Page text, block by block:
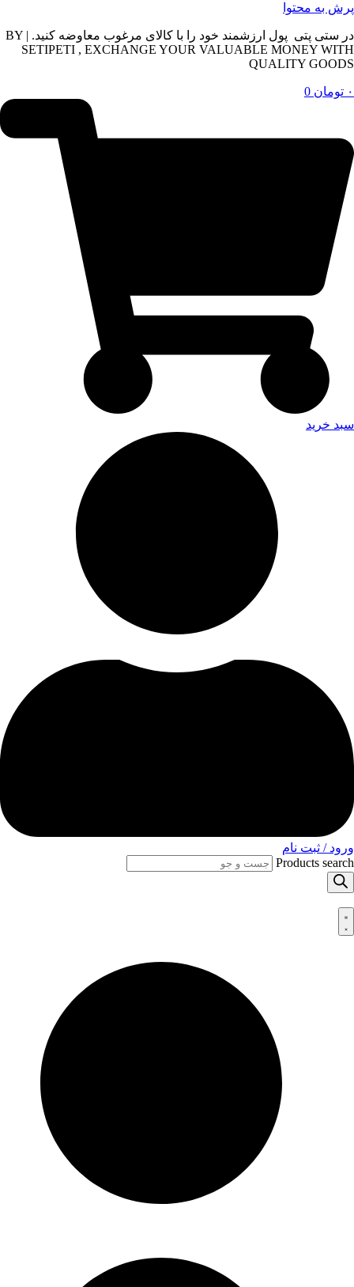
پرش به محتوا
در ستی پتی پول ارزشمند خود را با کالای مرغوب معاوضه کنید. | BY
SETIPETI , EXCHANGE YOUR VALUABLE MONEY WITH
QUALITY GOODS
۰ تومان 0
سبد خرید
ورود / ثبت نام
Products search